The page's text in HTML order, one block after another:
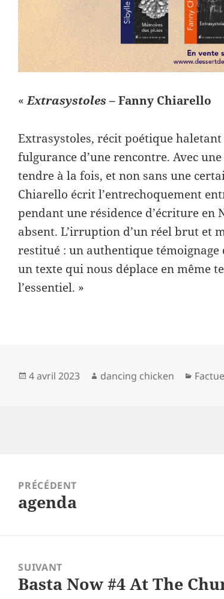
«Extrasystoles– Fanny Chiarello
Extrasystoles, récit poétique
fulgurance d’une rencontre. Avec
tendre à la fois, et non sans une
Chiarello écrit l’entrechoquement
pendant une résidence d’écriture en
absent. L’irruption d’un réel brut et
restitué : un authentique témoignage
un texte qui nous déplace en même
l’essentiel. »
Publié
4 avril 2023 Auteur
dancing chicken
PRÉCÉDENT
Article
agenda
SUIVANT
Article
Basta Now #4 At The